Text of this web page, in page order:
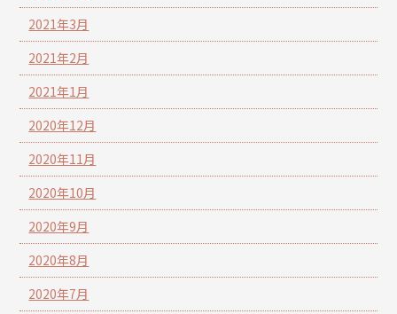
2021年3月
2021年2月
2021年1月
2020年12月
2020年11月
2020年10月
2020年9月
2020年8月
2020年7月